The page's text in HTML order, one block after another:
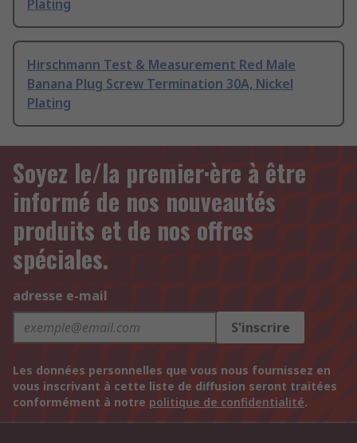
Plating
Hirschmann Test & Measurement Red Male
Banana Plug Screw Termination 30A, Nickel
Plating
Soyez le/la premier·ère à être
informé de nos nouveautés
produits et de nos offres
spéciales.
adresse e-mail
S'inscrire
Les données personnelles que vous nous fournissez en
vous inscrivant à cette liste de diffusion seront traitées
conformément à notre politique de confidentialité.